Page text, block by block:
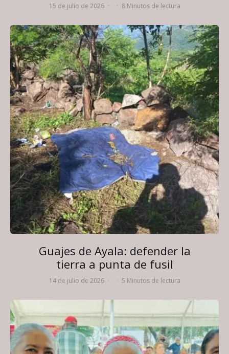
15 de julio de 2026 · · 8 Minutos de lectura
Guajes de Ayala: defender la
tierra a punta de fusil
14 de julio de 2026 · · 5 Minutos de lectura